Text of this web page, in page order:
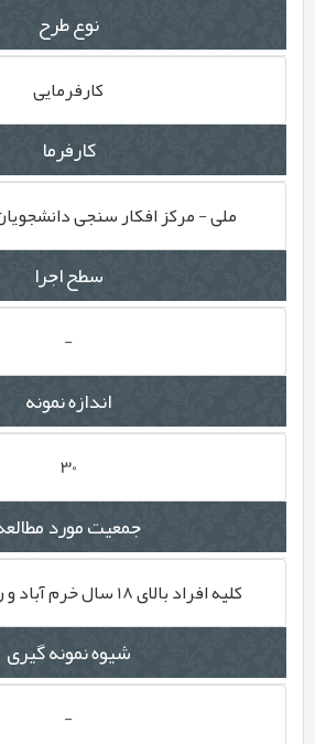
نوع طرح
کارفرمایی
کارفرما
ملی - مرکز افکار سنجی
سطح اجرا
-
اندازه نمونه
30
جمعیت مورد
کلیه افراد بالای 18 سال خرم آباد و روستاهای تابعه
شیوه نمونه گیری
-